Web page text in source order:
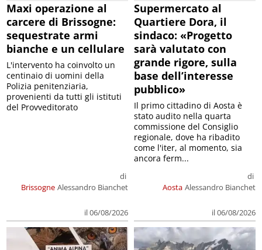
Maxi operazione al
carcere di Brissogne:
sequestrate armi
bianche e un cellulare
Brissogne
di
Alessandro Bianchet
il 06/08/2026
L'intervento ha coinvolto un
centinaio di uomini della
Polizia penitenziaria,
provenienti da tutti gli istituti
del Provveditorato
Supermercato al
Quartiere Dora, il
sindaco: «Progetto
sarà valutato con
grande rigore, sulla
base dell’interesse
pubblico»
Aosta
di
Alessandro Bianchet
il 06/08/2026
Il primo cittadino di Aosta è
stato audito nella quarta
commissione del Consiglio
regionale, dove ha ribadito
come l'iter, al momento, sia
ancora ferm...